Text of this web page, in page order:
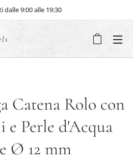
dalle 9:00 alle 19:30
Catena Rolo con
Perle d'Acqua
Ø 12 mm